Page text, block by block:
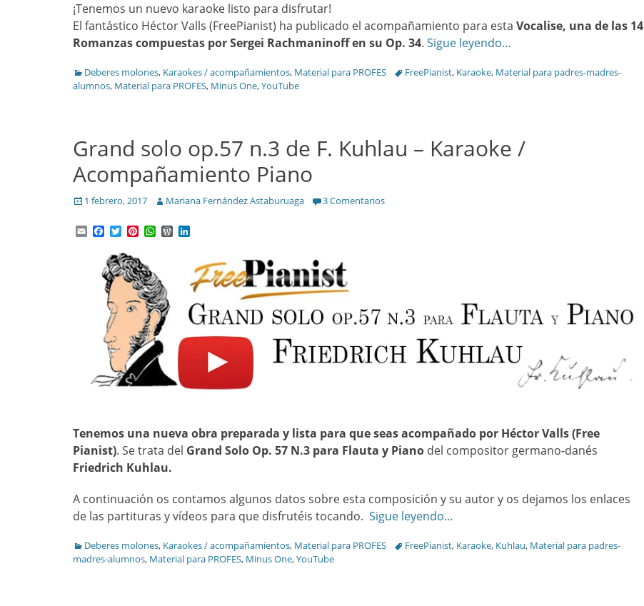
¡Tenemos un nuevo karaoke listo para disfrutar!
El fantástico Héctor Valls (FreePianist) ha publicado el acompañamiento para esta Vocalise, una de las 14
Romanzas compuestas por Sergei Rachmaninoff en su Op. 34. Sigue leyendo…
Categories
Deberes molones, Karaokes / acompañamientos, Material para PROFES TagsFreePianist, Karaoke, Material para padres-madres-
alumnos, Material para PROFES, Minus One,YouTube
Grand solo op.57 n.3 de F. Kuhlau – Karaoke /
Acompañamiento Piano
Posted
1 febrero, 2017 Author
Mariana Fernández Astaburuaga 3 Comentarios
EmailFacebook
TwitterPinterest
WhatsApp
WordPress
Tenemos una nueva obra preparada y lista para que seas acompañado por Héctor Valls(Free
Pianist). Se trata del Grand Solo Op. 57 N.3 para Flauta y Piano del compositor germano-danés
Friedrich Kuhlau.
A continuación os contamos algunos datos sobre esta composición y su autor y os dejamos los enlaces
de las partituras y vídeos para que disfrutéis tocando. Sigue leyendo…
Categories
Deberes molones, Karaokes / acompañamientos, Material para PROFES TagsFreePianist, Karaoke, Kuhlau, Material para padres-
madres-alumnos, Material para PROFES, Minus One,YouTube